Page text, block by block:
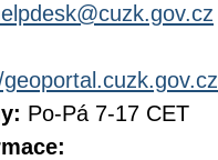
Po-Pá 7-17 CET